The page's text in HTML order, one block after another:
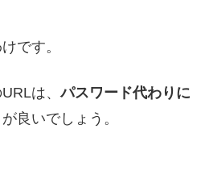
です。
は、パスワード代わりに
良いでしょう。